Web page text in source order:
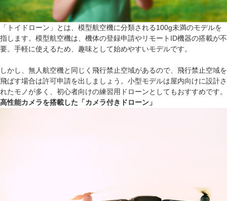
「トイドローン」とは、模型航空機に分類される100g未満のモデルを
指します。模型航空機は、機体の登録申請やリモートID機器の搭載が不
要。手軽に使えるため、趣味として始めやすいモデルです。
しかし、無人航空機と同じく飛行禁止空域があるので、飛行禁止空域を
飛ばす場合は許可申請を出しましょう。小型モデルは屋内向けに設計さ
れたモノが多く、初心者向けの練習用ドローンとしてもおすすめです。
高性能カメラを搭載した「カメラ付きドローン」